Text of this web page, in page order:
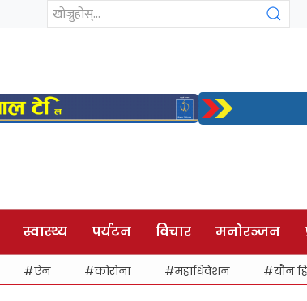
स्वास्थ्य पर्यटन विचार मनोरञ्जन
ऐन कोरोना महाधिवेशन यौन